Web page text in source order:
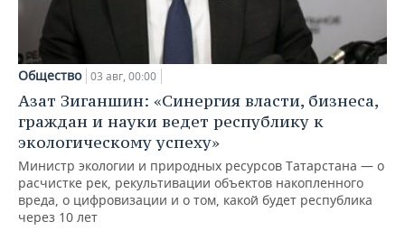
Общество 03 авг, 00:00
Азат Зиганшин: «Синергия власти, бизнеса,
граждан и науки ведет республику к
экологическому успеху»
Министр экологии и природных ресурсов Татарстана — о
расчистке рек, рекультивации объектов накопленного
вреда, о цифровизации и о том, какой будет республика
через 10 лет